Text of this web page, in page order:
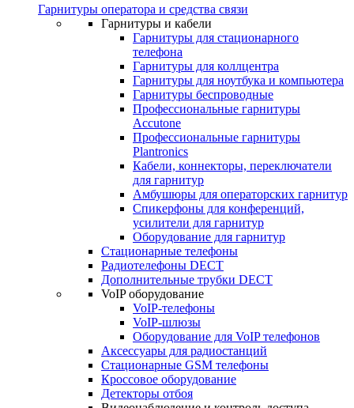
Гарнитуры оператора и средства связи
Гарнитуры и кабели
Гарнитуры для стационарного
телефона
Гарнитуры для коллцентра
Гарнитуры для ноутбука и компьютера
Гарнитуры беспроводные
Профессиональные гарнитуры
Accutone
Профессиональные гарнитуры
Plantronics
Кабели, коннекторы, переключатели
для гарнитур
Амбушюры для операторских гарнитур
Cпикерфоны для конференций,
усилители для гарнитур
Оборудование для гарнитур
Стационарные телефоны
Радиотелефоны DECT
Дополнительные трубки DECT
VoIP оборудование
VoIP-телефоны
VoIP-шлюзы
Оборудование для VoIP телефонов
Аксессуары для радиостанций
Стационарные GSM телефоны
Кроссовое оборудование
Детекторы отбоя